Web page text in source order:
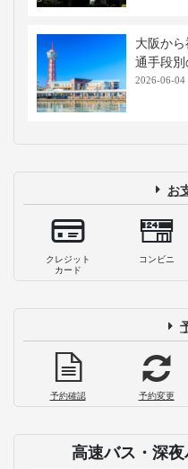
大阪か
通手段
2026-06-04
お
クレジット
カード
コンビニ
予約確認 予約変更
高速バス・深